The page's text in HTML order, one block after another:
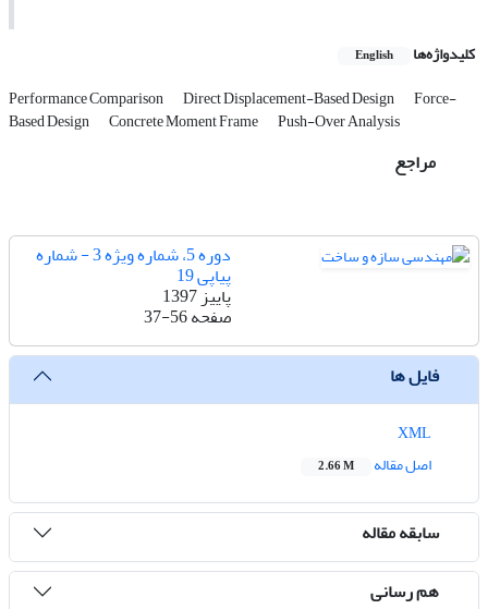
کلیدواژه‌ها English
Performance Comparison Direct Displacement-Based Design Force-
Based Design Concrete Moment Frame Push-Over Analysis
مراجع
دوره 5، شماره ویژه 3 - شماره
پیاپی 19
پاییز 1397
صفحه37-56
فایل ها
اصل مقاله
2.66 M
سابقه مقاله
هم رسانی